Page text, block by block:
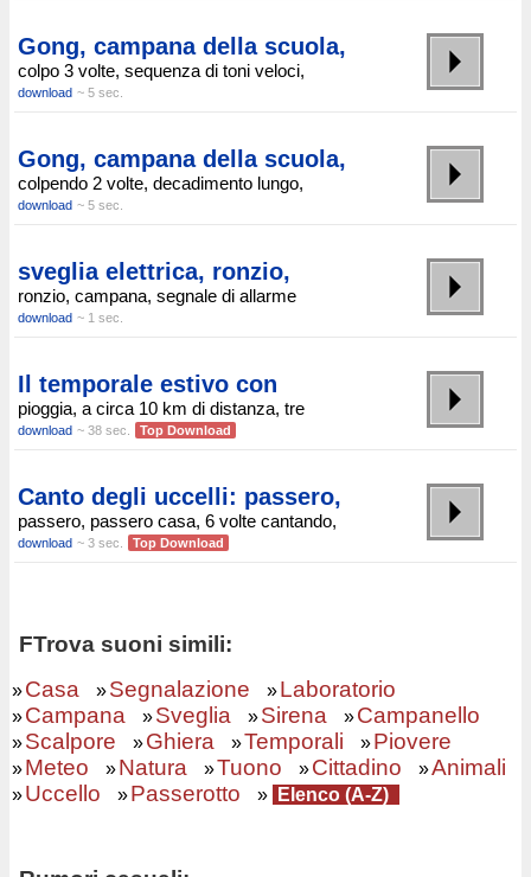
Gong, campana della scuola,
colpo 3 volte, sequenza di toni veloci,
download ~ 5 sec.
Gong, campana della scuola,
colpendo 2 volte, decadimento lungo,
download ~ 5 sec.
sveglia elettrica, ronzio,
ronzio, campana, segnale di allarme
download ~ 1 sec.
Il temporale estivo con
pioggia, a circa 10 km di distanza, tre
download ~ 38 sec. Top Download
Canto degli uccelli: passero,
passero, passero casa, 6 volte cantando,
download ~ 3 sec. Top Download
FTrova suoni simili:
»Casa »Segnalazione »Laboratorio
»Campana »Sveglia »Sirena »Campanello
»Scalpore »Ghiera »Temporali »Piovere
»Meteo »Natura »Tuono »Cittadino »Animali
»Uccello »Passerotto » Elenco (A-Z)